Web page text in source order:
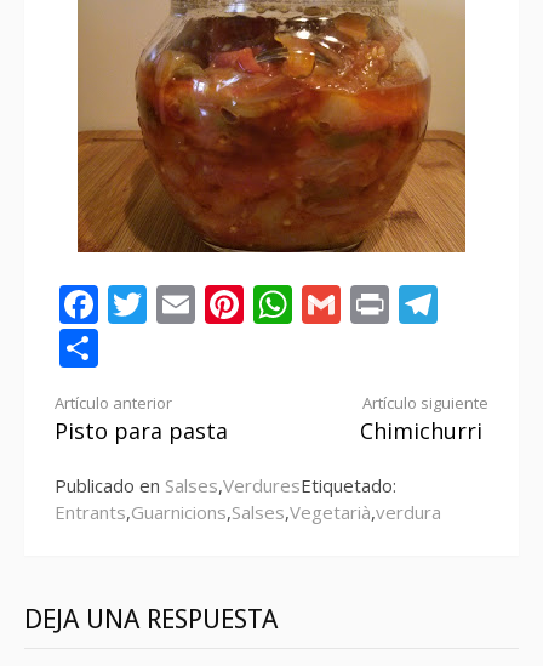
Facebook
Twitter
EmailPinterest
WhatsApp
Gmail
Print
Seguir
leyendo
Artículo anterior
Pisto para pasta
Artículo siguiente
Chimichurri
Publicado en Salses,VerduresEtiquetado:
Entrants,Guarnicions,Salses,Vegetarià,verdura
DEJA UNA RESPUESTA